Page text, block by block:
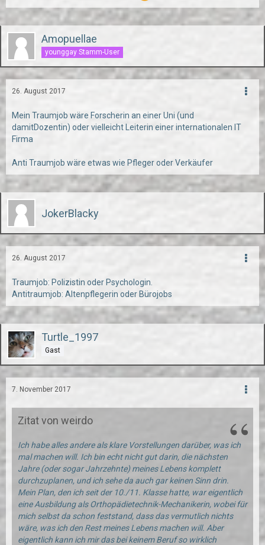
Amopuellae
younggay Stamm-User
26. August 2017
Mein Traumjob wäre Forscherin an einer Uni (und
damitDozentin) oder vielleicht Leiterin einer internationalen IT
Firma
Anti Traumjob wäre etwas wie Pfleger oder Verkäufer
JokerBlacky
26. August 2017
Traumjob: Polizistin oder Psychologin.
Antitraumjob: Altenpflegerin oder Bürojobs
Turtle_1997
Gast
7. November 2017
Zitat von weirdo
Ich habe alles andere als klare Vorstellungen darüber, was ich
mal machen will. Ich bin echt nicht gut darin, die nächsten
Jahre (oder sogar Jahrzehnte) meines Lebens komplett
durchzuplanen, und ich sehe da auch gar keinen Sinn drin.
Mein Plan, den ich seit der 10./11. Klasse hatte, war eigentlich
eine Ausbildung als Orthopädietechnik-Mechanikerin, wobei für
mich selbst da schon feststand, dass das vermutlich nichts
wäre, was ich den Rest meines Lebens machen will. Aber
eigentlich kann ich mir das bei keinem Beruf so wirklich